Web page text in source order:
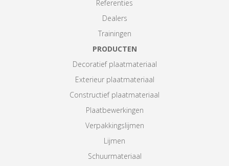
Referenties
Dealers
Trainingen
PRODUCTEN
Decoratief plaatmateriaal
Exterieur plaatmateriaal
Constructief plaatmateriaal
Plaatbewerkingen
Verpakkingslijmen
Lijmen
Schuurmateriaal